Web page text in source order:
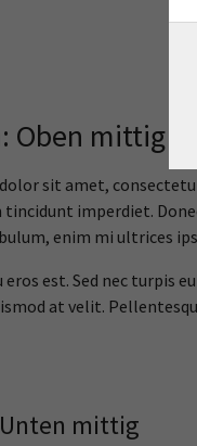
Oben mittig
sit amet,
imperdiet.
enim mi ultrices
eros est. Sed nec turpis
at velit.
mittig